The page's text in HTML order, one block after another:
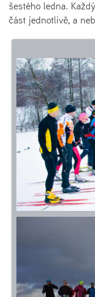
šestého ledna.
část jednotlivě, a